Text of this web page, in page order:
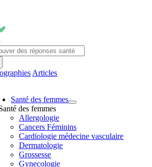
contenu
Articles
Santé des femmes
des femmes
Allergologie
Cancers Féminins
Cardiologie médecine vasculaire
Dermatologie
Grossesse
Gynecologie